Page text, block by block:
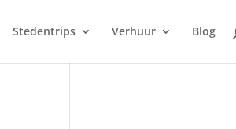
Stedentrips Verhuur Blog